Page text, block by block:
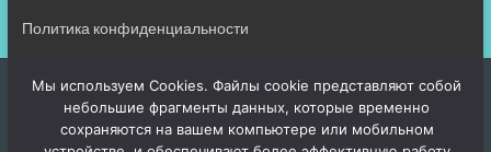
Политика конфиденциальности
Мы используем Cookies. Файлы cookie представляют собой
небольшие фрагменты данных, которые временно
сохраняются на вашем компьютере или мобильном